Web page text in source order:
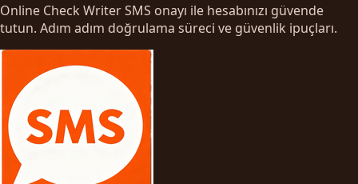
Online Check Writer SMS onayı ile hesabınızı güvende
tutun. Adım adım doğrulama süreci ve güvenlik ipuçları.